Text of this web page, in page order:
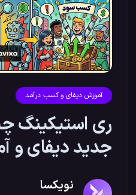
آموزش دیفای و کسب درآمد
ری استیکینگ
جدید دیفای
سود
نویکسا